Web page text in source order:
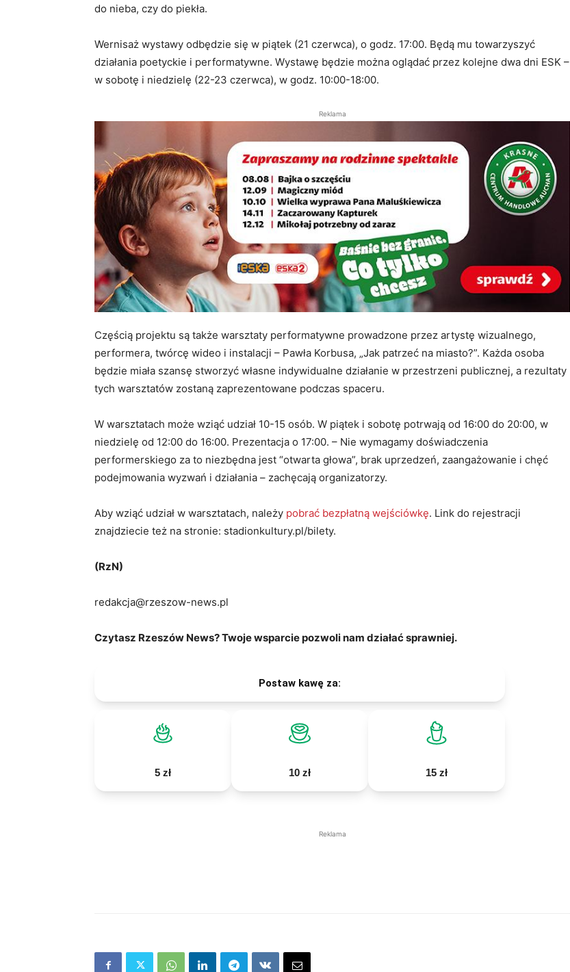
do nieba, czy do piekła.
Wernisaż wystawy odbędzie się w piątek (21 czerwca), o godz. 17:00. Będą mu towarzyszyć
działania poetyckie i performatywne. Wystawę będzie można oglądać przez kolejne dwa dni ESK –
w sobotę i niedzielę (22-23 czerwca), w godz. 10:00-18:00.
Reklama
Częścią projektu są także warsztaty performatywne prowadzone przez artystę wizualnego,
performera, twórcę wideo i instalacji – Pawła Korbusa, „Jak patrzeć na miasto?”. Każda osoba
będzie miała szansę stworzyć własne indywidualne działanie w przestrzeni publicznej, a rezultaty
tych warsztatów zostaną zaprezentowane podczas spaceru.
W warsztatach może wziąć udział 10-15 osób. W piątek i sobotę potrwają od 16:00 do 20:00, w
niedzielę od 12:00 do 16:00. Prezentacja o 17:00. – Nie wymagamy doświadczenia
performerskiego za to niezbędna jest “otwarta głowa”, brak uprzedzeń, zaangażowanie i chęć
podejmowania wyzwań i działania – zachęcają organizatorzy.
Aby wziąć udział w warsztatach, należy pobrać bezpłatną wejściówkę. Link do rejestracji
znajdziecie też na stronie: stadionkultury.pl/bilety.
(RzN)
redakcja@rzeszow-news.pl
Czytasz Rzeszów News? Twoje wsparcie pozwoli nam działać sprawniej.
Postaw kawę za:
5 zł 10 zł 15 zł
Reklama